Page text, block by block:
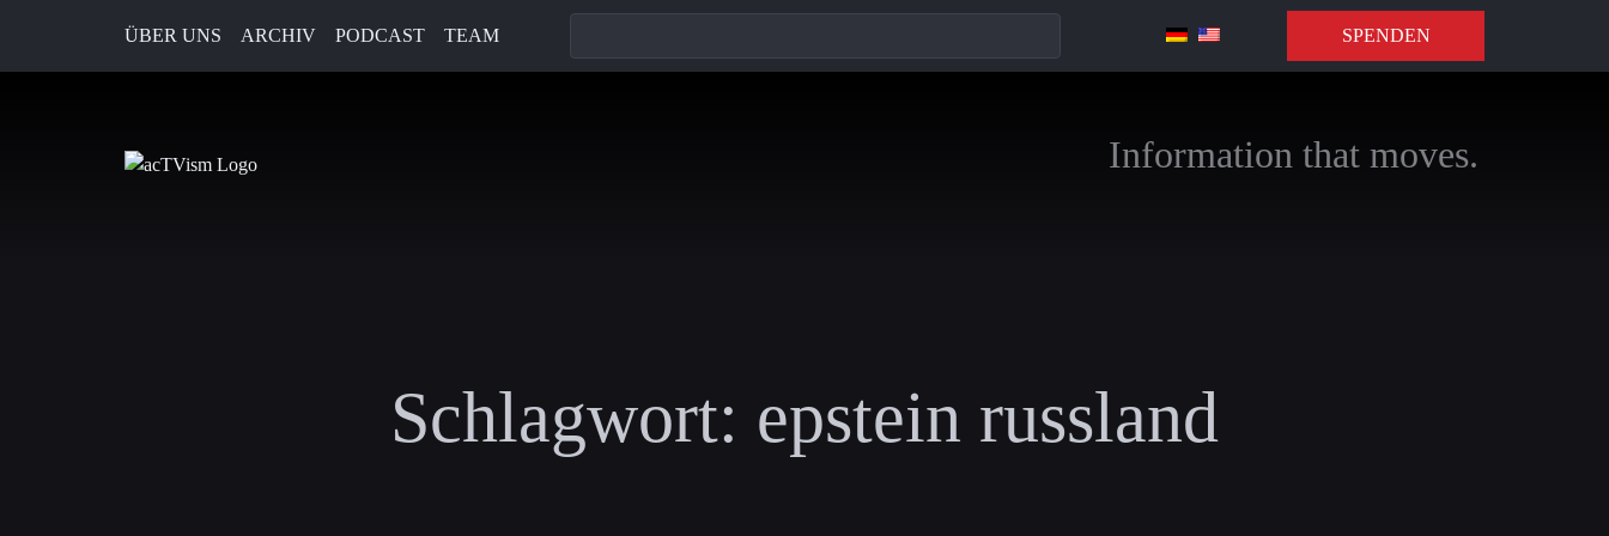
ÜBER UNS ARCHIV PODCAST TEAM SPENDEN
Information that moves.
Schlagwort: epstein russland